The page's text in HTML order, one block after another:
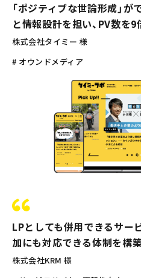
「ポジティブな世論形成」
と情報設計を担い、PV数を
株式会社タイミー 様
# オウンドメディア
LPとしても併用できるサー
加にも対応できる体制を構
株式会社KRM 様